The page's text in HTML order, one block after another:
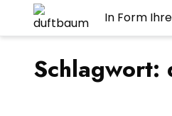
In Form
Schlagwort: